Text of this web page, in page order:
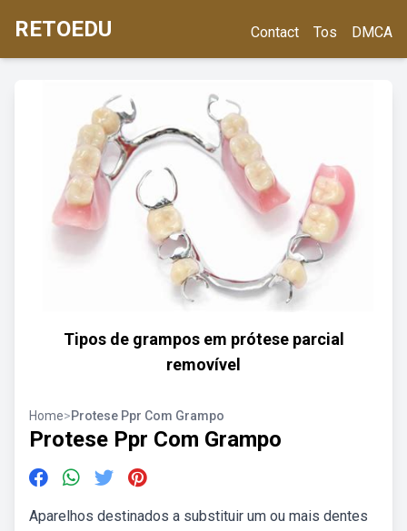
RETOEDU Contact Tos DMCA
Tipos de grampos em prótese parcial
removível
Home>Protese Ppr Com Grampo
Protese Ppr Com Grampo
Aparelhos destinados a substituir um ou mais dentes